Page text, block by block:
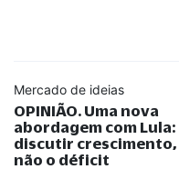
Mercado de ideias
OPINIÃO. Uma nova
abordagem com Lula:
discutir crescimento,
não o déficit